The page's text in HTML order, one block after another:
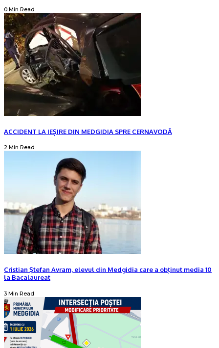
0 Min Read
ACCIDENT LA IEȘIRE DIN MEDGIDIA SPRE CERNAVODĂ
2 Min Read
Cristian Ștefan Avram, elevul din Medgidia care a obținut media 10
la Bacalaureat
3 Min Read